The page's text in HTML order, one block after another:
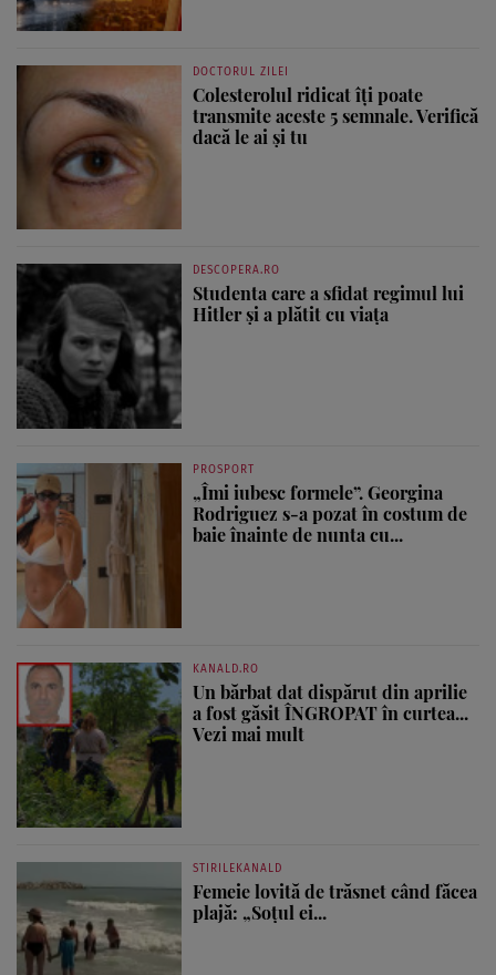
DOCTORUL ZILEI
Colesterolul ridicat îți poate
transmite aceste 5 semnale. Verifică
dacă le ai și tu
DESCOPERA.RO
Studenta care a sfidat regimul lui
Hitler și a plătit cu viața
PROSPORT
„Îmi iubesc formele”. Georgina
Rodriguez s-a pozat în costum de
baie înainte de nunta cu...
KANALD.RO
Un bărbat dat dispărut din aprilie
a fost găsit ÎNGROPAT în curtea...
Vezi mai mult
STIRILEKANALD
Femeie lovită de trăsnet când făcea
plajă: „Soțul ei...